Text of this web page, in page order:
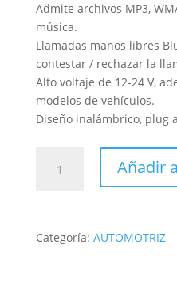
Admite archivos MP3,
música.
Llamadas manos libres
contestar / rechazar la
Alto voltaje de 12-24 V,
modelos de vehículos.
Diseño inalámbrico, plug
BLUETOOTH
Añadir
Categoría: AUTOMOTRIZ